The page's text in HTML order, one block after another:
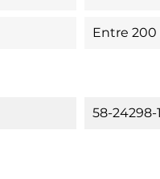
Entre
58-24298-